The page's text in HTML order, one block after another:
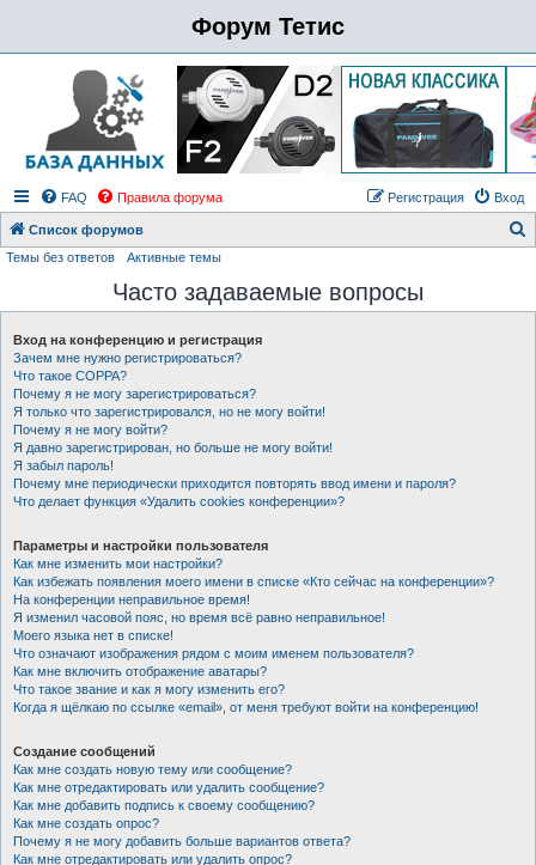
Форум Тетис
FAQ Правила форума Вход
Регистрация
Список форумов
с
Темы без ответов Активные темы
Часто задаваемые вопросы
Вход на конференцию и регистрация
Зачем мне нужно регистрироваться?
Что такое COPPA?
Почему я не могу зарегистрироваться?
Я только что зарегистрировался, но не могу войти!
Почему я не могу войти?
Я давно зарегистрирован, но больше не могу войти!
Я забыл пароль!
Почему мне периодически приходится повторять ввод имени и пароля?
Что делает функция «Удалить cookies конференции»?
Параметры и настройки пользователя
Как мне изменить мои настройки?
Как избежать появления моего имени в списке «Кто сейчас на конференции»?
На конференции неправильное время!
Я изменил часовой пояс, но время всё равно неправильное!
Моего языка нет в списке!
Что означают изображения рядом с моим именем пользователя?
Как мне включить отображение аватары?
Что такое звание и как я могу изменить его?
Когда я щёлкаю по ссылке «email», от меня требуют войти на конференцию!
Создание сообщений
Как мне создать новую тему или сообщение?
Как мне отредактировать или удалить сообщение?
Как мне добавить подпись к своему сообщению?
Как мне создать опрос?
Почему я не могу добавить больше вариантов ответа?
Как мне отредактировать или удалить опрос?